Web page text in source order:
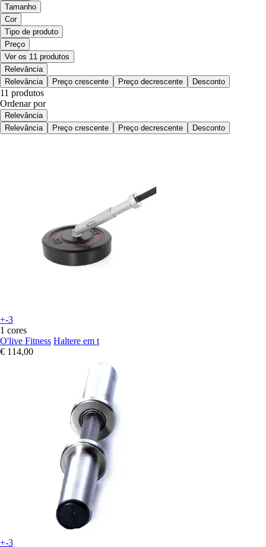
Tamanho
Cor
Tipo de produto
Preço
Ver os 11 produtos
Relevância
Relevância
Preço crescente Preço decrescente Desconto
11 produtos
Ordenar por
Relevância
Relevância
Preço crescente Preço decrescente Desconto
+-3
1 cores
O'live Fitness Haltere em t
€ 114,00
+-3